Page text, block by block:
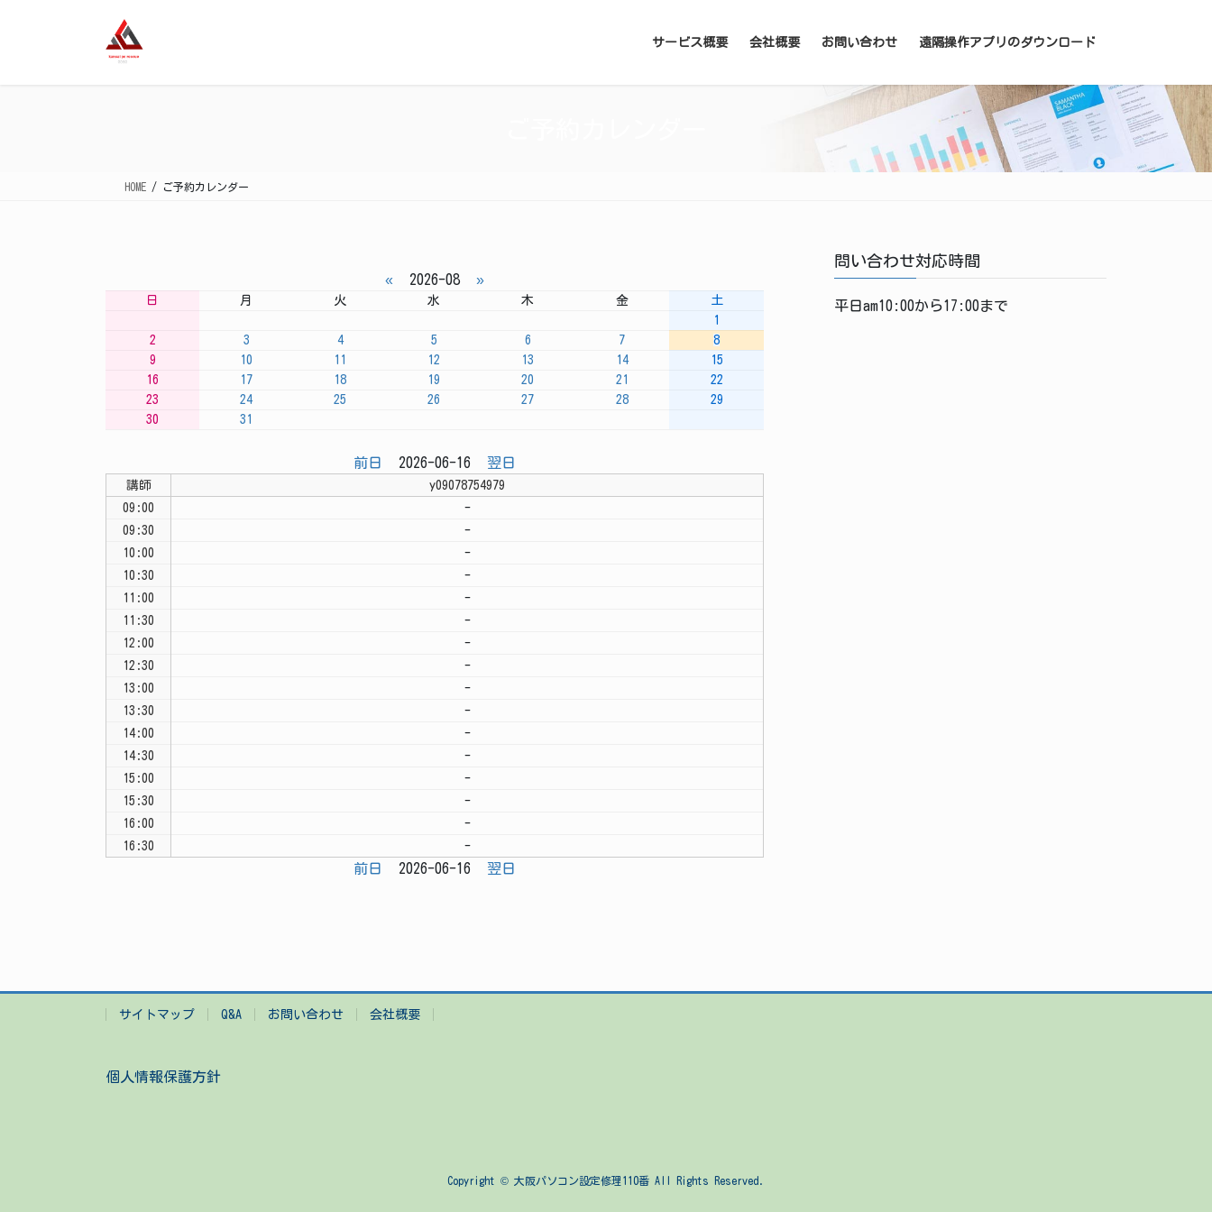
サービス概要 会社概要 お問い合わせ 遠隔操作アプリのダウンロード
HOME ご予約カレンダー
« 2026-08 »
日 月 火 水 木 金
土
1
2
3 4 5 6 7
8
9
10 11 12 13 14
15
16
17 18 19 20 21
22
23
24 25 26 27 28
29
30
31
前日 2026-06-16 翌日
講師
y09078754979
09:00
-
09:30
-
10:00
-
10:30
-
11:00
-
11:30
-
12:00
-
12:30
-
13:00
-
13:30
-
14:00
-
14:30
-
15:00
-
15:30
-
16:00
-
16:30
-
前日 2026-06-16 翌日
問い合わせ対応時間
平日am10:00から17:00まで
サイトマップ Q&A お問い合わせ 会社概要
個人情報保護方針
Copyright © 大阪パソコン設定修理110番 All Rights Reserved.